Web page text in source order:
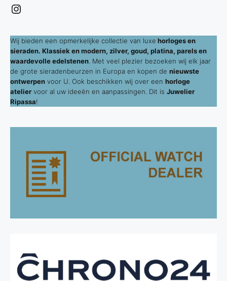
Instagram
Wij bieden een opmerkelijke collectie van luxe horloges en
sieraden. Klassiek en modern, zilver, goud, platina, parels en
waardevolle edelstenen. Met veel plezier bezoeken wij elk jaar
de grote sieradenbeurzen in Europa en kopen de nieuwste
ontwerpen voor U. Ook beschikken wij over een horloge
atelier voor al uw ideeën en aanpassingen. Dit is Juwelier
Ripassa!